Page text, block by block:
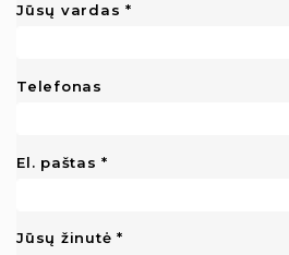
Jūsų vardas
Telefonas
El. paštas
Jūsų žinutė